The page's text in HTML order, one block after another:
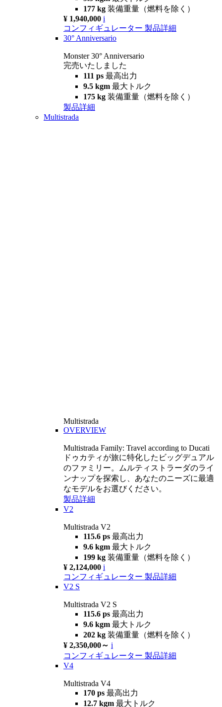
177 kg 装備重量（燃料を除く）
¥ 1,940,000 i
コンフィギュレーター 製品詳細
30° Anniversario
Monster 30° Anniversario
完売いたしました
111 ps 最高出力
9.5 kgm 最大トルク
175 kg 装備重量（燃料を除く）
製品詳細
Multistrada
Multistrada
OVERVIEW
Multistrada Family: Travel according to Ducati
ドゥカティが旅に特化したビッグデュアル
のファミリー。ムルティストラーダのライ
ンナップを探索し、あなたのニーズに最適
なモデルをお選びください。
製品詳細
V2
Multistrada V2
115.6 ps 最高出力
9.6 kgm 最大トルク
199 kg 装備重量（燃料を除く）
¥ 2,124,000 i
コンフィギュレーター 製品詳細
V2 S
Multistrada V2 S
115.6 ps 最高出力
9.6 kgm 最大トルク
202 kg 装備重量（燃料を除く）
¥ 2,350,000～ i
コンフィギュレーター 製品詳細
V4
Multistrada V4
170 ps 最高出力
12.7 kgm 最大トルク